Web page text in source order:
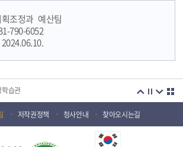
조정과 예산팀
790-6052
2024.06.10.
습관
남도시공사
하남문화재단 하남역사박물관
저작권정책 청사안내 찾아오시는길